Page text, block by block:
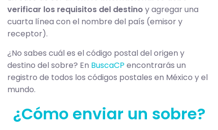
verificar los requisitos del destino y agregar una
cuarta línea con el nombre del país (emisor y
receptor).
¿No sabes cuál es el código postal del origen y
destino del sobre? En BuscaCP encontrarás un
registro de todos los códigos postales en México y el
mundo.
¿Cómo enviar un sobre?